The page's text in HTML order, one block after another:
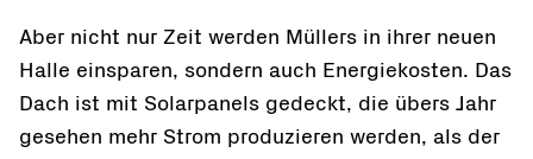
Aber nicht nur Zeit werden Müllers in ihrer neuen
Halle einsparen, sondern auch Energiekosten. Das
Dach ist mit Solarpanels gedeckt, die übers Jahr
gesehen mehr Strom produzieren werden, als der